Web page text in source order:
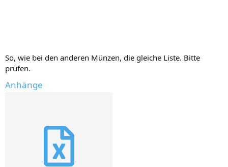
So, wie bei den anderen Münzen, die gleiche Liste. Bitte
prüfen.
Anhänge